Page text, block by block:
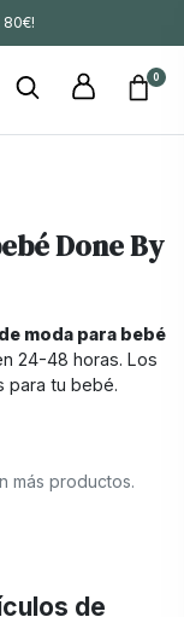
80€!
0
Done By
moda para bebé
24-48 horas. Los
para tu bebé.
más productos.
de